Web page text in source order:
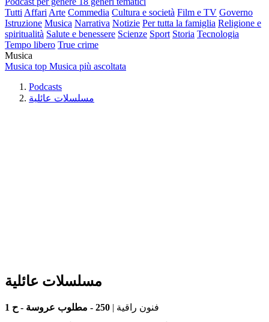
Tutti Affari Arte Commedia Cultura e società Film e TV Governo
Istruzione Musica Narrativa Notizie Per tutta la famiglia Religione e
spiritualità Salute e benessere Scienze Sport Storia Tecnologia
Tempo libero True crime
Musica
Musica top Musica più ascoltata
Podcasts
مسلسلات عائلية
مسلسلات عائلية
فنون راقية | 250 - مطلوب عروسة - ح 1